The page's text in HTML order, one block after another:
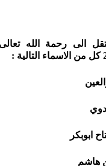
الى رحمة الله
ابوبكر
هاشم